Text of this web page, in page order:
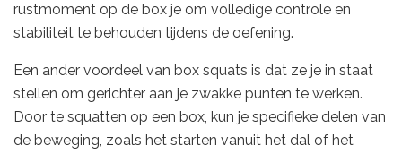
rustmoment op de box je om volledige controle en
stabiliteit te behouden tijdens de oefening.
Een ander voordeel van box squats is dat ze je in staat
stellen om gerichter aan je zwakke punten te werken.
Door te squatten op een box, kun je specifieke delen van
de beweging, zoals het starten vanuit het dal of het